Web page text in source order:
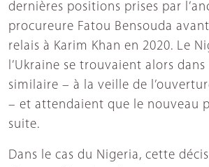
dernières positions prises par
procureure Fatou Bensouda
relais à Karim Khan en 2020. Le
l’Ukraine se trouvaient alors
similaire – à la veille de
– et attendaient que le nouveau
suite.
Dans le cas du Nigeria, cette